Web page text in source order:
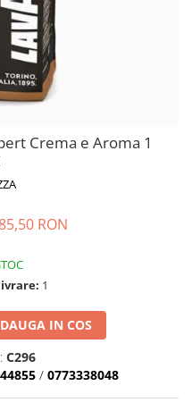
Crema e Aroma 1
RON
1
IN COS
C296
/ 0773338048